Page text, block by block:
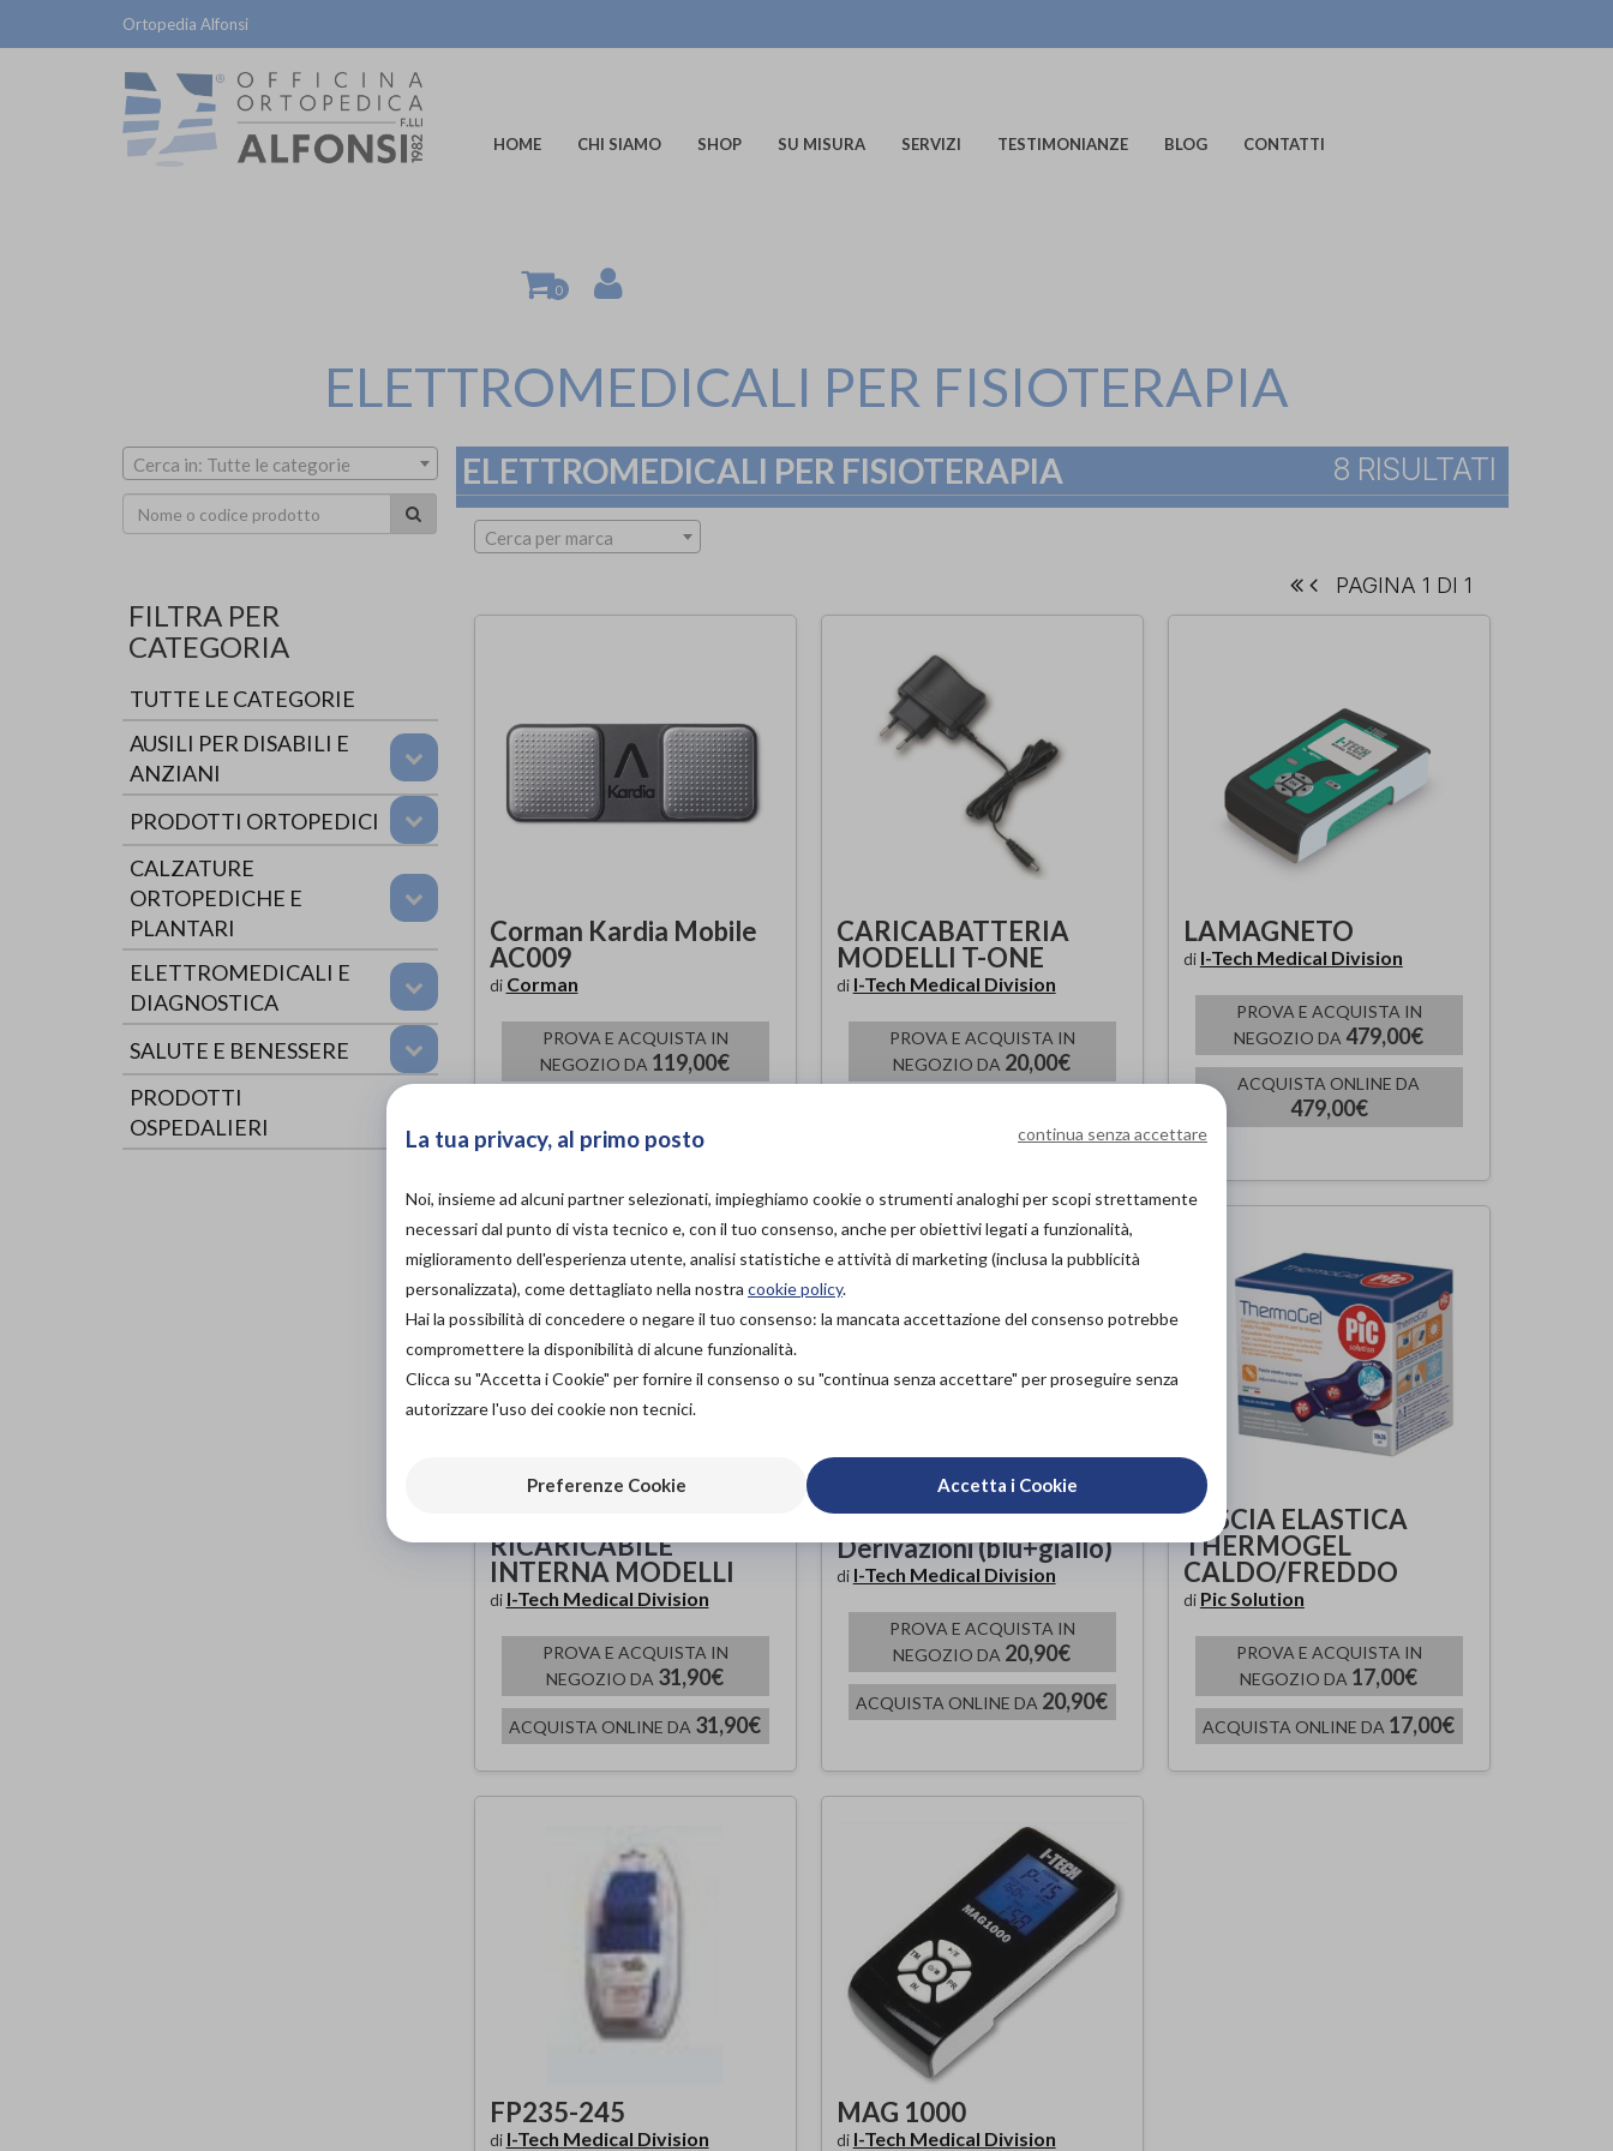
Ortopedia Alfonsi
HOME CHI SIAMO SHOP SU MISURA SERVIZI TESTIMONIANZE BLOG CONTATTI
0
ELETTROMEDICALI PER FISIOTERAPIA
Cerca in: Tutte le categorie
FILTRA PER
CATEGORIA
TUTTE LE CATEGORIE
AUSILI PER DISABILI E
ANZIANI
PRODOTTI ORTOPEDICI
CALZATURE
ORTOPEDICHE E
PLANTARI
ELETTROMEDICALI E
DIAGNOSTICA
SALUTE E BENESSERE
PRODOTTI
OSPEDALIERI
ELETTROMEDICALI PER FISIOTERAPIA 8 RISULTATI
Cerca per marca
PAGINA 1 DI 1
Corman Kardia Mobile
AC009
di Corman
PROVA E ACQUISTA IN
NEGOZIO DA 119,00€
119,00€
CARICABATTERIA
MODELLI T-ONE
di I-Tech Medical Division
PROVA E ACQUISTA IN
NEGOZIO DA 20,00€
LAMAGNETO
di I-Tech Medical Division
PROVA E ACQUISTA IN
NEGOZIO DA479,00€
ACQUISTA ONLINE DA
479,00€
RICARICABILE
INTERNA MODELLI
di I-Tech Medical Division
PROVA E ACQUISTA IN
NEGOZIO DA 31,90€
ACQUISTA ONLINE DA 31,90€
Coppia Cavi A Due
Derivazioni (blu+giallo)
di I-Tech Medical Division
PROVA E ACQUISTA IN
NEGOZIO DA 20,90€
ACQUISTA ONLINE DA 20,90€
FASCIA ELASTICA
THERMOGEL
CALDO/FREDDO
di Pic Solution
PROVA E ACQUISTA IN
NEGOZIO DA 17,00€
ACQUISTA ONLINE DA 17,00€
FP235-245
di I-Tech Medical Division
MAG 1000
di I-Tech Medical Division
La tua privacy, al primo posto continua senza accettare
Noi, insieme ad alcuni partner selezionati, impieghiamo cookie o strumenti analoghi per scopi strettamente
necessari dal punto di vista tecnico e, con il tuo consenso, anche per obiettivi legati a funzionalità,
miglioramento dell'esperienza utente, analisi statistiche e attività di marketing (inclusa la pubblicità
personalizzata), come dettagliato nella nostra cookie policy.
Hai la possibilità di concedere o negare il tuo consenso: la mancata accettazione del consenso potrebbe
compromettere la disponibilità di alcune funzionalità.
Clicca su "Accetta i Cookie" per fornire il consenso o su "continua senza accettare" per proseguire senza
autorizzare l'uso dei cookie non tecnici.
Preferenze Cookie Accetta i Cookie